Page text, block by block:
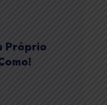
Próprio